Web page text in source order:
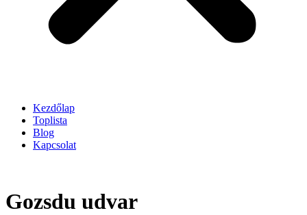
Kezdőlap
Toplista
Blog
Kapcsolat
Gozsdu udvar